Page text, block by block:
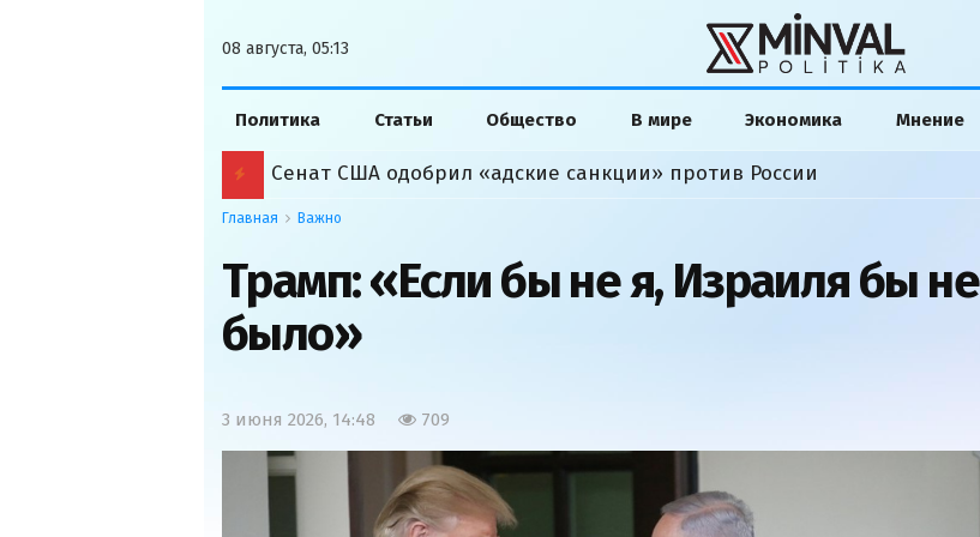
08 августа, 05:13
Политика Статьи Общество В мире Экономика Мнение
Сенат США одобрил «адские санкции» против России
Главная Важно
Трамп: «Если бы не я, Израиля бы не
было»
3 июня 2026, 14:48 709